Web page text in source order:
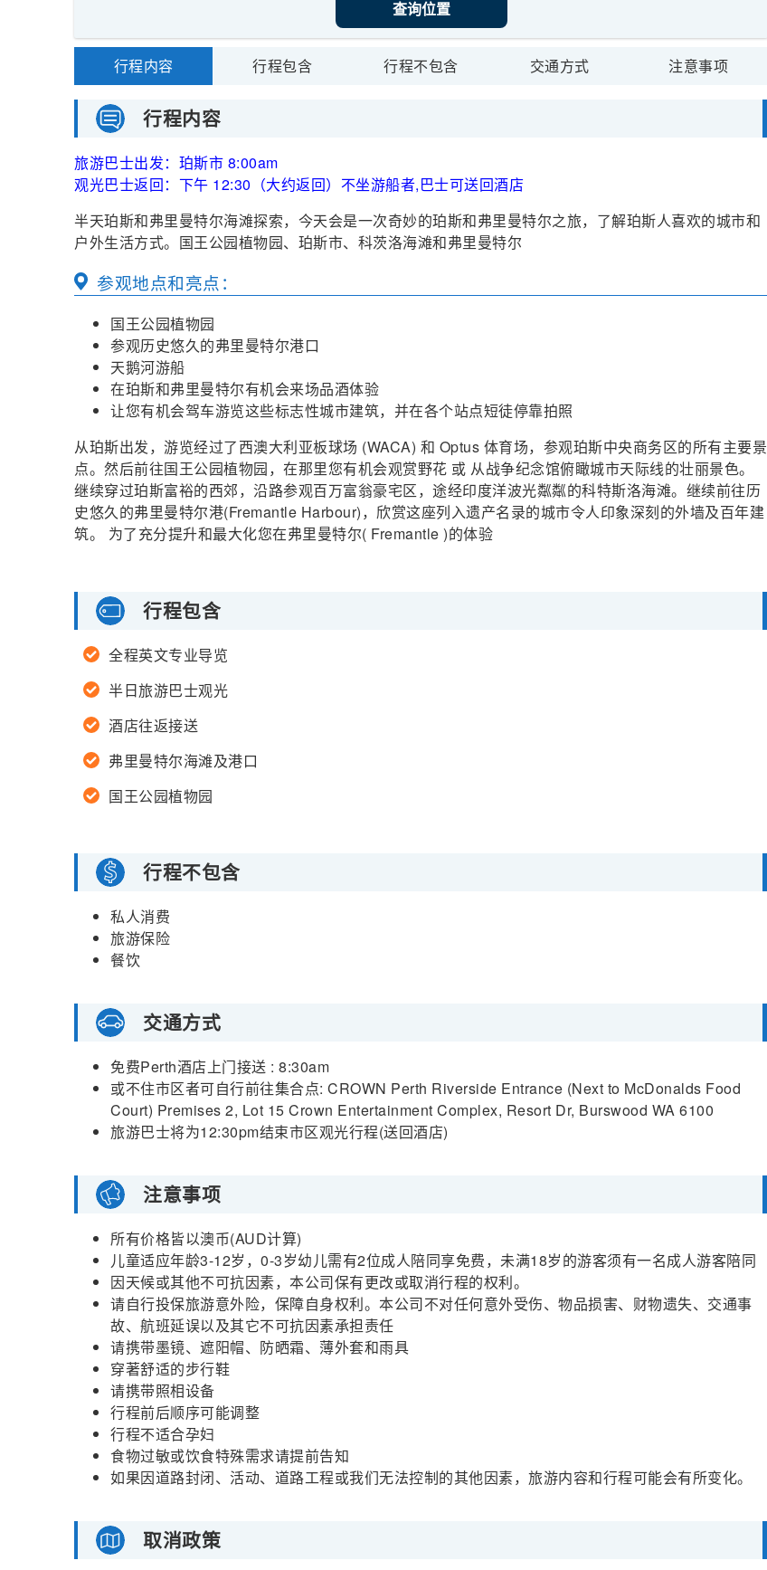
查询位置
行程内容 行程包含 行程不包含 交通方式 注意事项
行程内容
旅游巴士出发：珀斯市 8:00am
观光巴士返回：下午 12:30（大约返回）不坐游船者,巴士可送回酒店
半天珀斯和弗里曼特尔海滩探索，今天会是一次奇妙的珀斯和弗里曼特尔之旅，了解珀斯人喜欢的城市和
户外生活方式。国王公园植物园、珀斯市、科茨洛海滩和弗里曼特尔
参观地点和亮点：
国王公园植物园
参观历史悠久的弗里曼特尔港口
天鹅河游船
在珀斯和弗里曼特尔有机会来场品酒体验
让您有机会驾车游览这些标志性城市建筑，并在各个站点短徒停靠拍照
从珀斯出发，游览经过了西澳大利亚板球场 (WACA) 和 Optus 体育场，参观珀斯中央商务区的所有主要景
点。然后前往国王公园植物园，在那里您有机会观赏野花 或 从战争纪念馆俯瞰城市天际线的壮丽景色。
继续穿过珀斯富裕的西郊，沿路参观百万富翁豪宅区，途经印度洋波光粼粼的科特斯洛海滩。继续前往历
史悠久的弗里曼特尔港(Fremantle Harbour)，欣赏这座列入遗产名录的城市令人印象深刻的外墙及百年建
筑。 为了充分提升和最大化您在弗里曼特尔( Fremantle )的体验
行程包含
全程英文专业导览
半日旅游巴士观光
酒店往返接送
弗里曼特尔海滩及港口
国王公园植物园
行程不包含
私人消费
旅游保险
餐饮
交通方式
免费Perth酒店上门接送 : 8:30am
或不住市区者可自行前往集合点: CROWN Perth Riverside Entrance (Next to McDonalds Food
Court) Premises 2, Lot 15 Crown Entertainment Complex, Resort Dr, Burswood WA 6100
旅游巴士将为12:30pm结束市区观光行程(送回酒店)
注意事项
所有价格皆以澳币(AUD计算)
儿童适应年龄3-12岁，0-3岁幼儿需有2位成人陪同享免费，未满18岁的游客须有一名成人游客陪同
因天候或其他不可抗因素，本公司保有更改或取消行程的权利。
请自行投保旅游意外险，保障自身权利。本公司不对任何意外受伤、物品损害、财物遗失、交通事
故、航班延误以及其它不可抗因素承担责任
请携带墨镜、遮阳帽、防晒霜、薄外套和雨具
穿著舒适的步行鞋
请携带照相设备
行程前后顺序可能调整
行程不适合孕妇
食物过敏或饮食特殊需求请提前告知
如果因道路封闭、活动、道路工程或我们无法控制的其他因素，旅游内容和行程可能会有所变化。
取消政策